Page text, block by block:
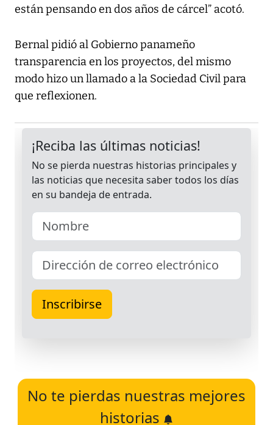
están pensando en dos años de cárcel” acotó.
Bernal pidió al Gobierno panameño
transparencia en los proyectos, del mismo
modo hizo un llamado a la Sociedad Civil para
que reflexionen.
No te pierdas nuestras mejores
historias